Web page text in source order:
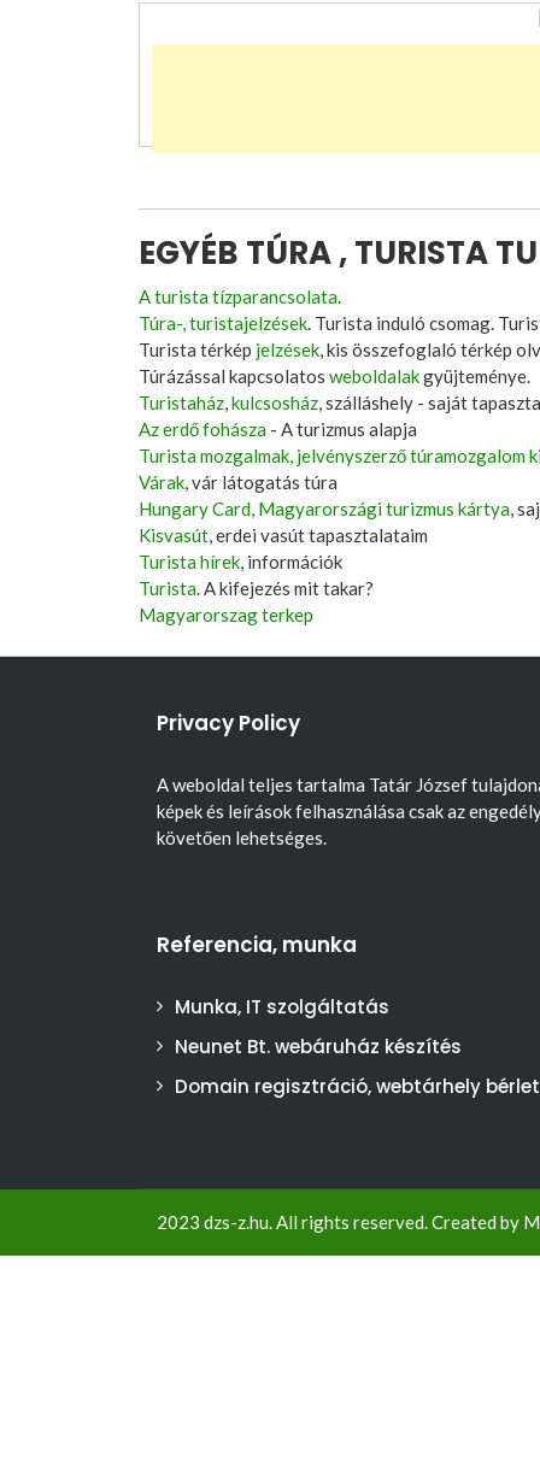
EGYÉB TÚRA , TURISTA
A turista tízparancsolata.
Túra-, turistajelzések. Turista induló csomag.
Turista térkép jelzések, kis összefoglaló térkép
Túrázással kapcsolatos weboldalakgyüjteménye.
Turistaház,kulcsosház, szálláshely - saját
Az erdő fohásza - A turizmus alapja
Turista mozgalmak, jelvényszerző túramozgalom
Várak, vár látogatás túra
Hungary Card, Magyarországi turizmus kártya,
Kisvasút, erdei vasút tapasztalataim
Turista hírek, információk
Turista. A kifejezés mit takar?
Magyarorszag terkep
Privacy Policy
A weboldal teljes tartalma Tatár József
képek és leírások felhasználása csak az
követően lehetséges.
Referencia, munka
Munka, IT szolgáltatás
Neunet Bt. webáruház készítés
Domain regisztráció, webtárhely bérlet
2023 dzs-z.hu. All rights reserved. Created by